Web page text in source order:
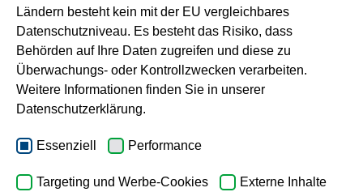
Unternehmen
Karriere
Gemäß § 46 der Trinkwasserverordnung
veröffentlichen wir alle verwendeten
Aufbereitungsstoffe und Desinfektionsverfahren.
Bitte tippen Sie den gewünschten Ort ein.
Ländern besteht kein mit der EU vergleichbares
Datenschutzniveau. Es besteht das Risiko, dass
Behörden auf Ihre Daten zugreifen und diese zu
Überwachungs- oder Kontrollzwecken verarbeiten.
Weitere Informationen finden Sie in unserer
Datenschutzerklärung.
Essenziell Performance
Targeting und Werbe-Cookies Externe Inhalte